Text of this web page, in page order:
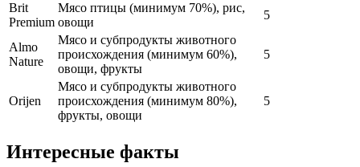
Brit
Premium
Мясо птицы (минимум 70%), рис,
овощи
5
Almo
Nature
Мясо и субпродукты животного
происхождения (минимум 60%),
овощи, фрукты
5
Orijen
Мясо и субпродукты животного
происхождения (минимум 80%),
фрукты, овощи
5
Интересные факты